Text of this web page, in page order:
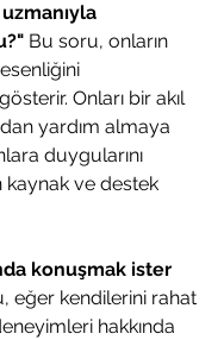
uzmanıyla
Bu soru, onların
esenliğini
Onları bir akıl
yardım almaya
duygularını
ve destek
konuşmak ister
eğer kendilerini rahat
hakkında